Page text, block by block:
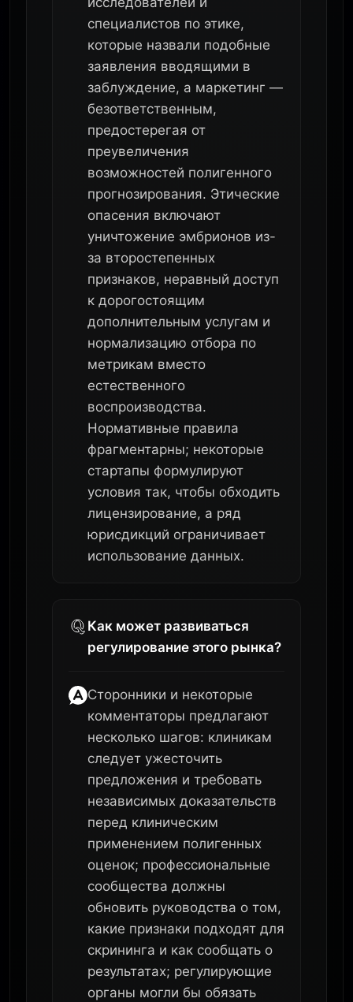
специалистов по этике,
которые назвали подобные
заявления вводящими в
заблуждение, а маркетинг —
безответственным,
предостерегая от
преувеличения
возможностей полигенного
прогнозирования. Этические
опасения включают
уничтожение эмбрионов из-
за второстепенных
признаков, неравный доступ
к дорогостоящим
дополнительным услугам и
нормализацию отбора по
метрикам вместо
естественного
воспроизводства.
Нормативные правила
фрагментарны; некоторые
стартапы формулируют
условия так, чтобы обходить
лицензирование, а ряд
юрисдикций ограничивает
использование данных.
Как может развиваться
регулирование этого рынка?
Сторонники и некоторые
комментаторы предлагают
несколько шагов: клиникам
следует ужесточить
предложения и требовать
независимых доказательств
перед клиническим
применением полигенных
оценок; профессиональные
сообщества должны
обновить руководства о том,
какие признаки подходят для
скрининга и как сообщать о
результатах; регулирующие
органы могли бы обязать